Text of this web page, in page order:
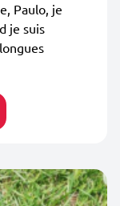
Paulo, je
je suis